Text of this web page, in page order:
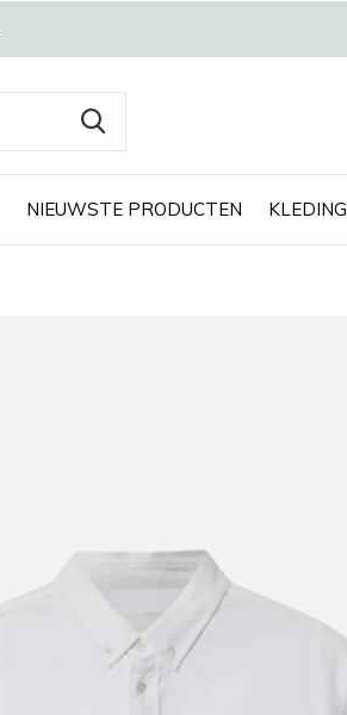
NIEUWSTE PRODUCTEN KLEDING